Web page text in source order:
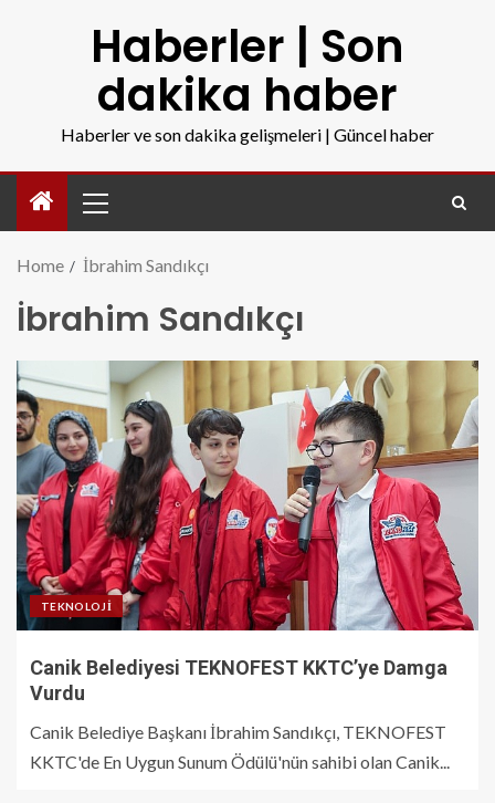
Haberler | Son
dakika haber
Haberler ve son dakika gelişmeleri | Güncel haber
Home İbrahim Sandıkçı
İbrahim Sandıkçı
TEKNOLOJI
Canik Belediyesi TEKNOFEST KKTC’ye Damga
Vurdu
Canik Belediye Başkanı İbrahim Sandıkçı, TEKNOFEST
KKTC'de En Uygun Sunum Ödülü'nün sahibi olan Canik...